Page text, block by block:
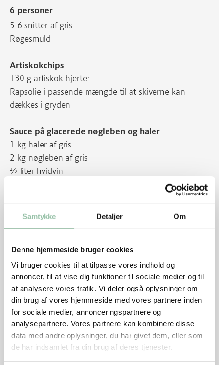
Samtykke Detaljer Om
Denne hjemmeside bruger cookies
Vi bruger cookies til at tilpasse vores indhold og
annoncer, til at vise dig funktioner til sociale medier og til
at analysere vores trafik. Vi deler også oplysninger om
din brug af vores hjemmeside med vores partnere inden
for sociale medier, annonceringspartnere og
analysepartnere. Vores partnere kan kombinere disse
data med andre oplysninger, du har givet dem, eller som
de har indsamlet fra din brug af deres tjenester.
6 personer
5-6 snitter af gris
Røgesmuld
Artiskokchips
130 g artiskok hjerter
Rapsolie i passende mængde til at skiverne kan
dækkes i gryden
Sauce på glacerede nøgleben og haler
1 kg haler af gris
2 kg nøgleben af gris
½ liter hvidvin
50 g persillestilke
50 g grannåle
Artiskokcreme
400 g artiskokhjerter
100 g god oliven olie
50 g æblemost
50 g ansjospasta
Sådan gør du
Til artiskokchipsene skæres artiskokhjerter tyndt på